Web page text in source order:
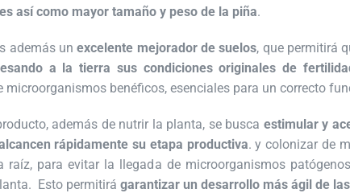
así como mayor tamaño y peso de la piña.
además unexcelente mejorador de suelos, que permitirá
a la tierra sus condiciones originales de
microorganismos benéficos, esenciales para un correcto
además de nutrir la planta, se busca estimular y
rápidamente su etapa productiva. y colonizar de
raíz, para evitar la llegada de microorganismos
Esto permitirá garantizar un desarrollo más ágil de